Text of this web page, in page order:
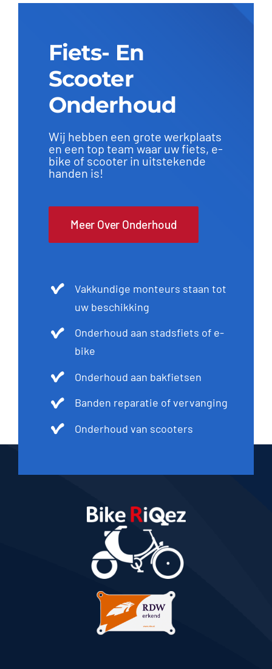
Fiets- En
Scooter
Onderhoud
Wij hebben een grote werkplaats
en een top team waar uw fiets, e-
bike of scooter in uitstekende
handen is!
Meer Over Onderhoud
Vakkundige monteurs staan tot
uw beschikking
Onderhoud aan stadsfiets of e-
bike
Onderhoud aan bakfietsen
Banden reparatie of vervanging
Onderhoud van scooters